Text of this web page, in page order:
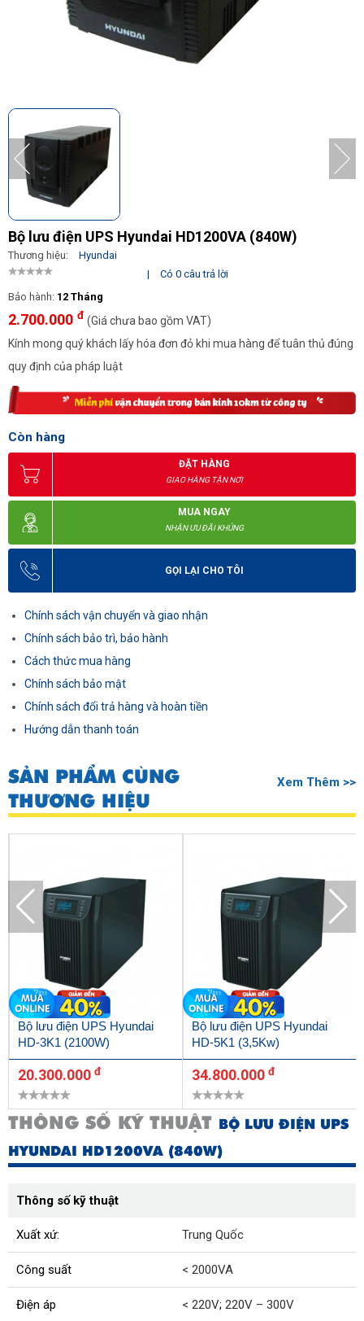
Bộ lưu điện UPS Hyundai HD1200VA (840W)
Thương hiệu:
Hyundai
|
Có 0 câu trả lời
Bảo hành: 12 Tháng
2.700.000 đ (Giá chưa bao gồm VAT)
Kính mong quý khách lấy hóa đơn đỏ khi mua hàng để tuân thủ đúng
quy định của pháp luật
Còn hàng
ĐẶT HÀNG
GIAO HÀNG TẬN NƠI
MUA NGAY
NHẬN ƯU ĐÃI KHỦNG
GỌI LẠI CHO TÔI
Chính sách vận chuyển và giao nhận
Chính sách bảo trì, bảo hành
Cách thức mua hàng
Chính sách bảo mật
Chính sách đổi trả hàng và hoàn tiền
Hướng dẫn thanh toán
SẢN PHẨM CÙNG
THƯƠNG HIỆU
Xem Thêm >>
Bộ lưu điện UPS Hyundai
HD-3K1 (2100W)
20.300.000 đ
Bộ lưu điện UPS Hyundai
HD-5K1 (3,5Kw)
34.800.000 đ
THÔNG SỐ KỸ THUẬT BỘ LƯU ĐIỆN UPS
HYUNDAI HD1200VA (840W)
Thông số kỹ thuật
Xuất xứ: Trung Quốc
Công suất < 2000VA
Điện áp < 220V; 220V – 300V